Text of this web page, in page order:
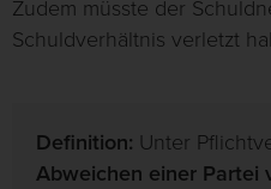
Zudem müsste der
Schuldverhältnis verletzt
Definition: Unter
Abweichen einer Partei